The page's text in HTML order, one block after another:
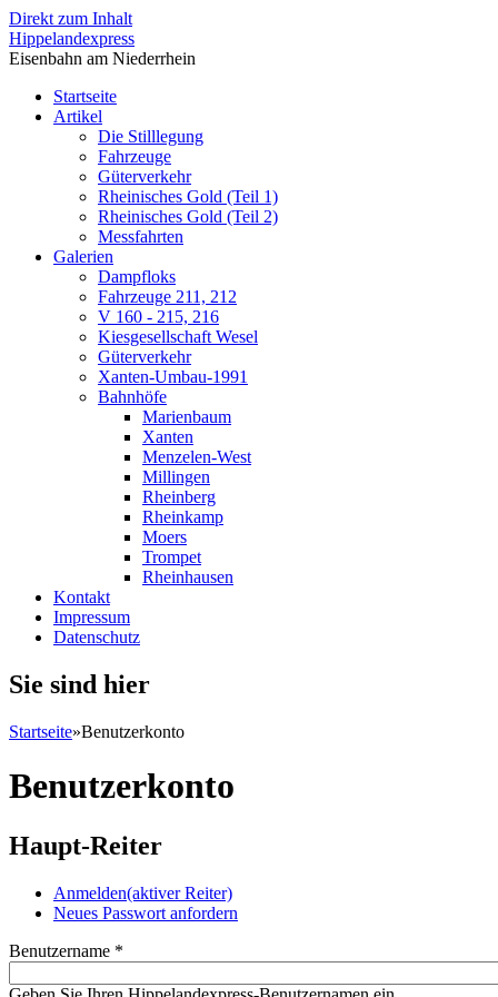
Direkt zum Inhalt
Hippelandexpress
Eisenbahn am Niederrhein
Startseite
Artikel
Die Stilllegung
Fahrzeuge
Güterverkehr
Rheinisches Gold (Teil 1)
Rheinisches Gold (Teil 2)
Messfahrten
Galerien
Dampfloks
Fahrzeuge 211, 212
V 160 - 215, 216
Kiesgesellschaft Wesel
Güterverkehr
Xanten-Umbau-1991
Bahnhöfe
Marienbaum
Xanten
Menzelen-West
Millingen
Rheinberg
Rheinkamp
Moers
Trompet
Rheinhausen
Kontakt
Impressum
Datenschutz
Sie sind hier
Startseite»Benutzerkonto
Benutzerkonto
Haupt-Reiter
Anmelden(aktiver Reiter)
Neues Passwort anfordern
Benutzername *